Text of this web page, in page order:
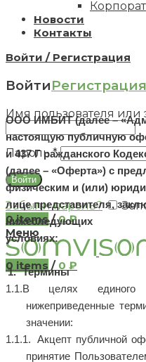
Новости
Контакты
Войти / Регистрация
ВойтиРегистрация
Имя пользователя или
Пароль*
Войти
Забыли пароль?
0items / 0₽
Меню
0 items / 0 ₽
ООО ИМБИТ (далее –
настоящую публичную
и 437 Гражданского
(далее – «Оферта») с
физическим и (или)
лице представителя,
нижеследующих
условиях:
Термины
В целях единого
нижеприведенные
значении:
Акцепт публичной
принятие